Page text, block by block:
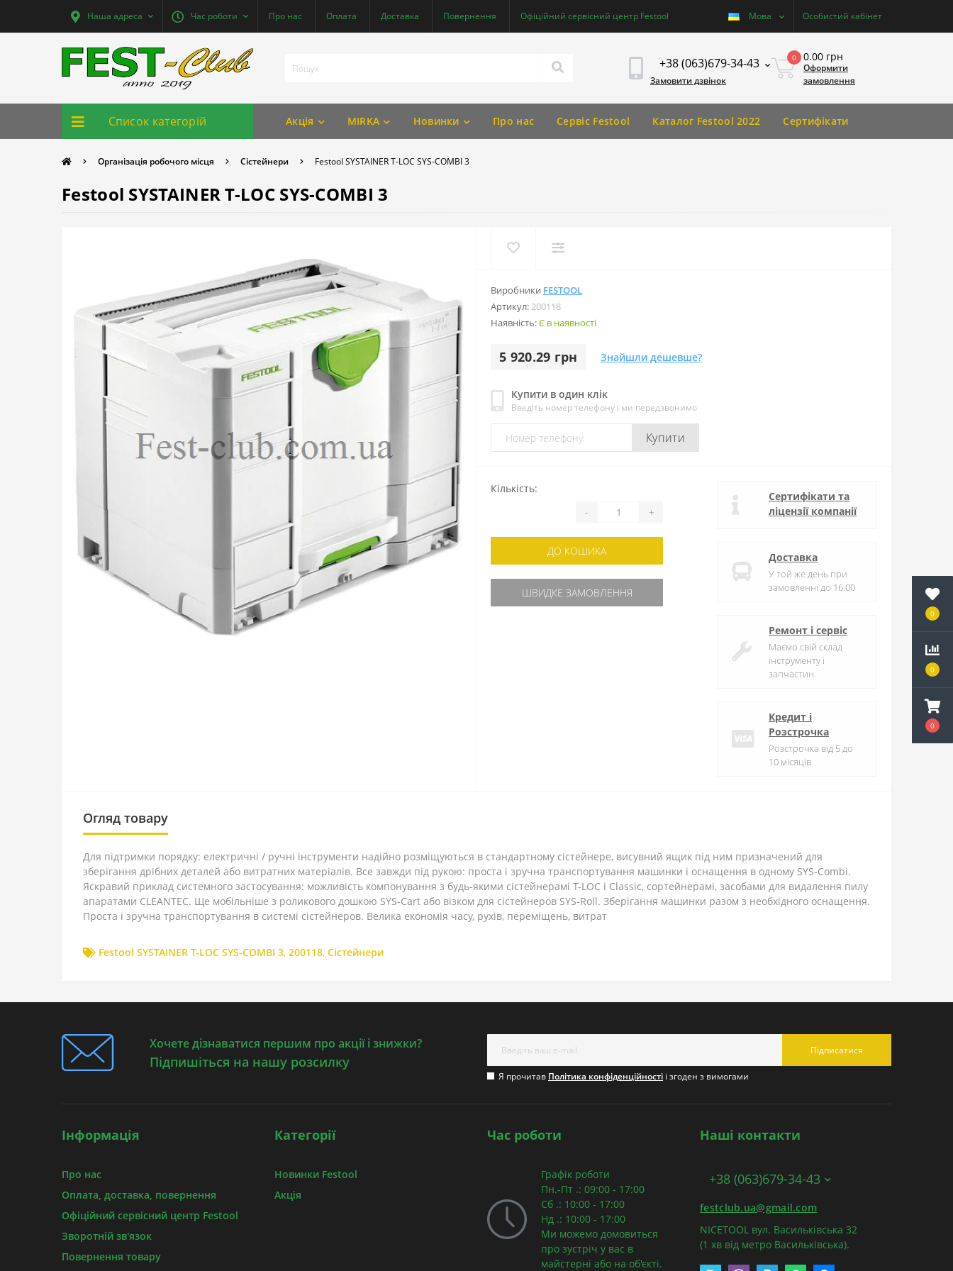
0
0
0
Наша адреса Час роботи Про нас Оплата Доставка Повернення Офіційний сервісний центр Festool Мова Особистий кабінет
+38 (063)679-34-43
Замовити дзвінок
0 0.00 грн
Оформити
замовлення
Список категорій Акція MIRKA Новинки Про нас Сервіс Festool Каталог Festool 2022 Сертифікати
Організація робочого місця Сістейнери Festool SYSTAINER T-LOC SYS-COMBI 3
Festool SYSTAINER T-LOC SYS-COMBI 3
Виробники FESTOOL
Артикул:200118
Наявність:Є в наявності
5 920.29 грн Знайшли дешевше?
Купити в один клік
Введіть номер телефону і ми передзвонимо
Купити
Кількість:
- +
ДО КОШИКА
ШВИДКЕ ЗАМОВЛЕННЯ
Сертифікати та
ліцензії компанії
Доставка
У той же день при
замовленні до 16.00
Ремонт і сервіс
Маємо свій склад
інструменту і
запчастин.
Кредит і
Розстрочка
Розстрочка від 5 до
10 місяців
Огляд товару
Для підтримки порядку: електричні / ручні інструменти надійно розміщуються в стандартному сістейнере, висувний ящик під ним призначений для
зберігання дрібних деталей або витратних матеріалів. Все завжди під рукою: проста і зручна транспортування машинки і оснащення в одному SYS-Combi.
Яскравий приклад системного застосування: можливість компонування з будь-якими сістейнерамі T-LOC і Classic, сортейнерамі, засобами для видалення пилу
апаратами CLEANTEC. Ще мобільніше з роликового дошкою SYS-Cart або візком для сістейнеров SYS-Roll. Зберігання машинки разом з необхідного оснащення.
Проста і зручна транспортування в системі сістейнеров. Велика економія часу, рухів, переміщень, витрат
Festool SYSTAINER T-LOC SYS-COMBI 3, 200118, Сістейнери
Хочете дізнаватися першим про акції і знижки?
Підпишіться на нашу розсилку
Підписатися
Я прочитав Політика конфіденційності і згоден з вимогами
Інформація
Про нас
Оплата, доставка, повернення
Офіційний сервісний центр Festool
Зворотній зв'язок
Повернення товару
Категорії
Новинки Festool
Акція
Час роботи
Графік роботи
Пн.-Пт .: 09:00 - 17:00
Сб .: 10:00 - 17:00
Нд .: 10:00 - 17:00
Ми можемо домовиться
про зустріч у вас в
майстерні або на об'єкті.
Наші контакти
+38 (063)679-34-43
festclub.ua@gmail.com
NICETOOL вул. Васильківська 32
(1 хв від метро Васильківська).